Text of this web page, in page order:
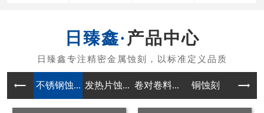
产品中心
不锈钢蚀... 发热片蚀... 卷对卷料... 铜蚀刻